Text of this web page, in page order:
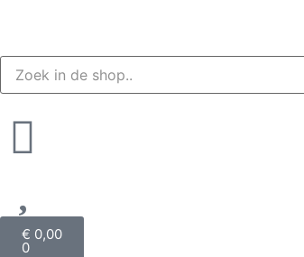
€ 0,00
0